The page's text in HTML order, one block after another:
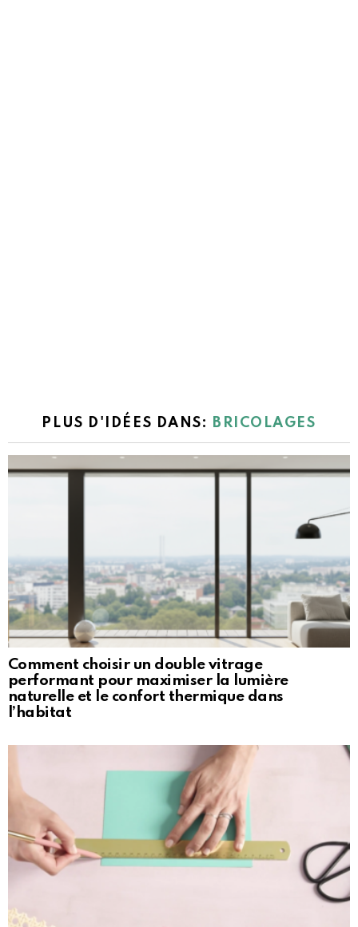
PLUS D'IDÉES DANS: BRICOLAGES
Comment choisir un double vitrage
performant pour maximiser la lumière
naturelle et le confort thermique dans
l’habitat